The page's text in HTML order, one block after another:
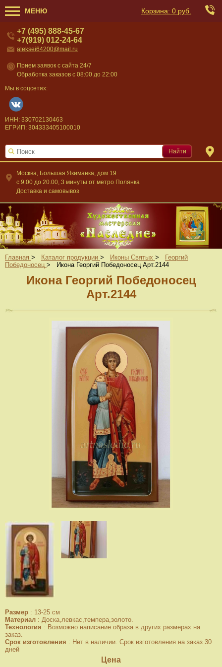
МЕНЮ Корзина: 0 руб.
Москва, Большая Якиманка, дом 19
c 9.00 до 20.00, 3 минуты от метро Полянка
Доставка и самовывоз
+7 (495) 888-45-67
+7(919) 012-24-64
aleksei64200@mail.ru
Прием заявок с сайта 24/7
Обработка заказов с 08:00 до 22:00
Мы в соцсетях:
ИНН: 330702130463
ЕГРИП: 304333405100010
Найти
Главная > Каталог продукции > Иконы Святых >
Георгий
Победоносец > Икона Георгий Победоносец Арт.2144
Икона Георгий Победоносец
Арт.2144
Размер : 13-25 см
Материал : Доска,левкас,темпера,золото.
Технология : Возможно написание образа в других размерах на
заказ.
Срок изготовления : Нет в наличии. Срок изготовления на заказ 30
дней
Цена